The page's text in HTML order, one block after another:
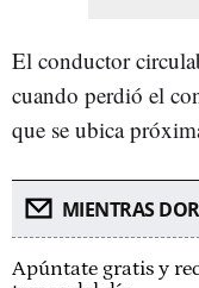
El conductor
cuando perdió el
que se ubica
MIENTRAS
Apúntate gratis y